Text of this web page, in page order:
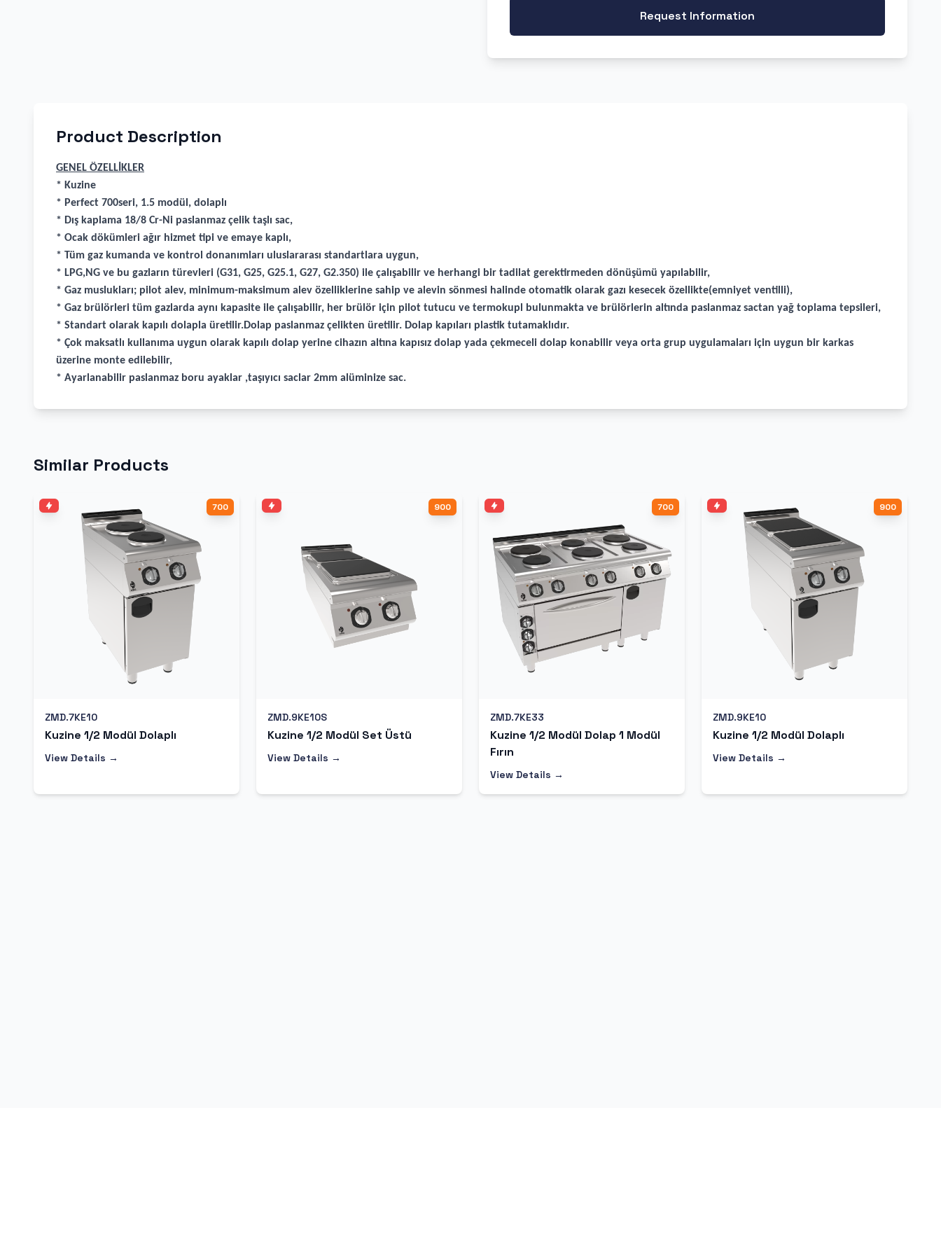
Request Information
Product Description
GENEL ÖZELLİKLER
* Kuzine
* Perfect 700seri, 1.5 modül, dolaplı
* Dış kaplama 18/8 Cr-Ni paslanmaz çelik taşlı sac,
* Ocak dökümleri ağır hizmet tipi ve emaye kaplı,
* Tüm gaz kumanda ve kontrol donanımları uluslararası standartlara uygun,
* LPG,NG ve bu gazların türevleri (G31, G25, G25.1, G27, G2.350) ile çalışabilir ve herhangi bir tadilat gerektirmeden dönüşümü yapılabilir,
* Gaz muslukları; pilot alev, minimum-maksimum alev özelliklerine sahip ve alevin sönmesi halinde otomatik olarak gazı kesecek özellikte(emniyet ventilli),
* Gaz brülörleri tüm gazlarda aynı kapasite ile çalışabilir, her brülör için pilot tutucu ve termokupl bulunmakta ve brülörlerin altında paslanmaz sactan yağ toplama tepsileri,
* Standart olarak kapılı dolapla üretilir.Dolap paslanmaz çelikten üretilir. Dolap kapıları plastik tutamaklıdır.
* Çok maksatlı kullanıma uygun olarak kapılı dolap yerine cihazın altına kapısız dolap yada çekmeceli dolap konabilir veya orta grup uygulamaları için uygun bir karkas
üzerine monte edilebilir,
* Ayarlanabilir paslanmaz boru ayaklar ,taşıyıcı saclar 2mm alüminize sac.
Similar Products
700
ZMD.7KE10
Kuzine 1/2 Modül Dolaplı
View Details →
900
ZMD.9KE10S
Kuzine 1/2 Modül Set Üstü
View Details →
700
ZMD.7KE33
Kuzine 1/2 Modül Dolap 1 Modül
Fırın
View Details →
900
ZMD.9KE10
Kuzine 1/2 Modül Dolaplı
View Details →